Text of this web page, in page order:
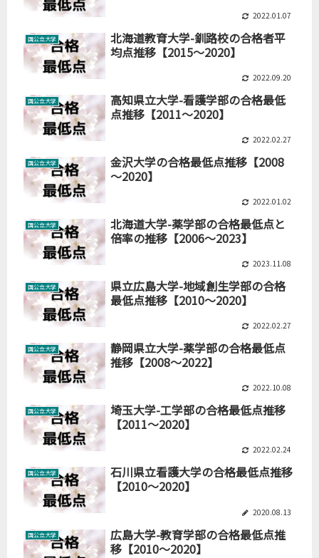
2022.01.07
国公立大学
北海道教育大学-釧路校の合格者平
均点推移【2015～2020】
2022.09.20
国公立大学
高知県立大学-看護学部の合格最低
点推移【2011～2020】
2022.02.27
国公立大学
金沢大学の合格最低点推移【2008
～2020】
2022.01.02
国公立大学
北海道大学-薬学部の合格最低点と
倍率の推移【2006～2023】
2023.11.08
国公立大学
県立広島大学-地域創生学部の合格
最低点推移【2010～2020】
2022.02.27
国公立大学
静岡県立大学-薬学部の合格最低点
推移【2008～2022】
2022.10.08
国公立大学
埼玉大学-工学部の合格最低点推移
【2011～2020】
2022.02.24
国公立大学
石川県立看護大学の合格最低点推移
【2010～2020】
2020.08.13
国公立大学
広島大学-教育学部の合格最低点推
移【2010～2020】